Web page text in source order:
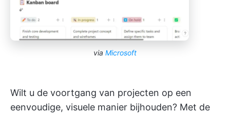
via Microsoft
Wilt u de voortgang van projecten op een
eenvoudige, visuele manier bijhouden? Met de